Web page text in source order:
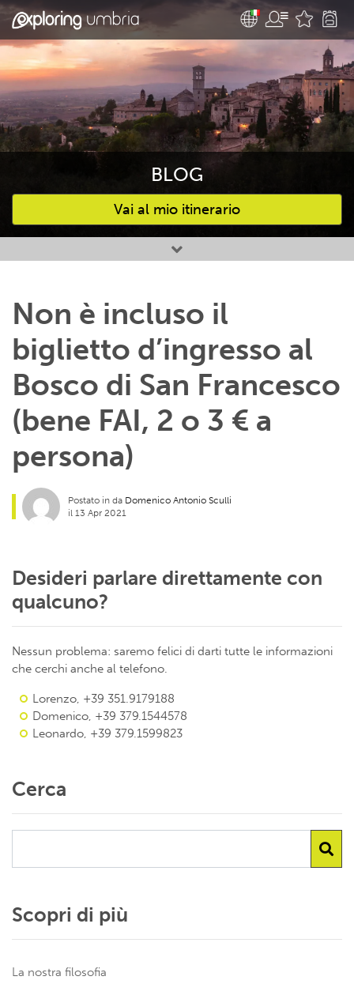
BLOG
Vai al mio itinerario
Attività preferite
Non è incluso il
biglietto d’ingresso al
Bosco di San Francesco
(bene FAI, 2 o 3 € a
persona)
Postato in da Domenico Antonio Sculli
il 13 Apr 2021
Desideri parlare direttamente con
qualcuno?
Nessun problema: saremo felici di darti tutte le informazioni
che cerchi anche al telefono.
Lorenzo, +39 351.9179188
Domenico, +39 379.1544578
Leonardo, +39 379.1599823
Cerca
Scopri di più
La nostra filosofia